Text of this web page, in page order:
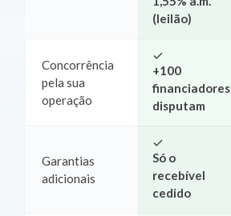
(leilão)
Concorrência
pela sua
operação
+100
financiadores
disputam
Garantias
adicionais
Só o
recebível
cedido